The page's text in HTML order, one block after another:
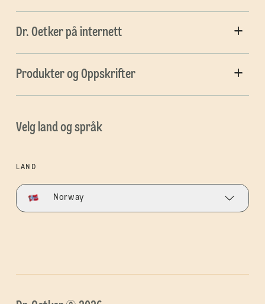
Dr. Oetker på internett
Produkter og Oppskrifter
Velg land og språk
LAND
Norway